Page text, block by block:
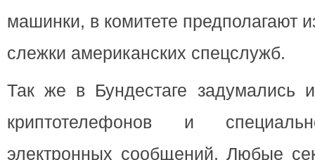
машинки, в комитете предполагают
слежки американских спецслужб.
Так же в Бундестаге задумались
криптотелефонов и
электронных сообщений. Любые